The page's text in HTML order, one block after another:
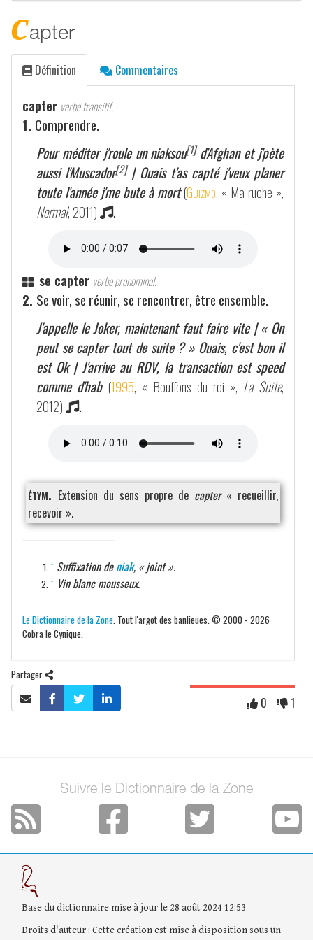
capter
Définition Commentaires
capter verbe transitif.
1. Comprendre.
Pour méditer j'roule un niaksou[1]d'Afghan et j'pète
aussi l'Muscador[2]| Ouais t'as capté j'veux planer
toute l'année j'me bute à mort (Guizmo, « Ma ruche »,
Normal, 2011) .
se capter verbe pronominal.
2. Se voir, se réunir, se rencontrer, être ensemble.
J'appelle le Joker, maintenant faut faire vite | « On
peut se capter tout de suite ? » Ouais, c'est bon il
est Ok | J'arrive au RDV, la transaction est speed
comme d'hab (1995, « Bouffons du roi », La Suite,
2012)
.
étym. Extension du sens propre de capter« recueillir,
recevoir ».
↑ Suffixation deniak, « joint ».
↑ Vin blanc mousseux.
Le Dictionnaire de la Zone . Tout l'argot des banlieues. © 2000 - 2026
Cobra le Cynique.
Partager
0 1
Suivre le Dictionnaire de la Zone
Base du dictionnaire mise à jour le 28 août 2024 12:53
Droits d'auteur : Cette création est mise à disposition sous un